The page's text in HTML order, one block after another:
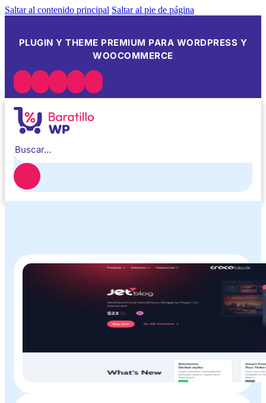
Saltar al contenido principal Saltar al pie de página
PLUGIN Y THEME PREMIUM PARA WORDPRESS Y
WOOCOMMERCE